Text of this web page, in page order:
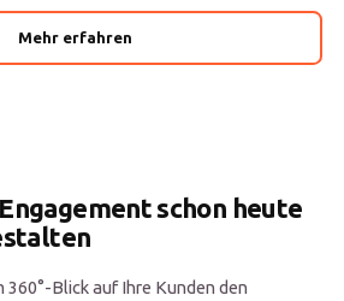
Mehr erfahren
schon heute
360°-Blick auf Ihre Kunden den